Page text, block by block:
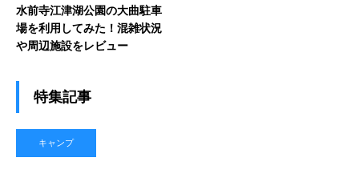
水前寺江津湖公園の大曲駐車
場を利用してみた！混雑状況
や周辺施設をレビュー
特集記事
キャンプ